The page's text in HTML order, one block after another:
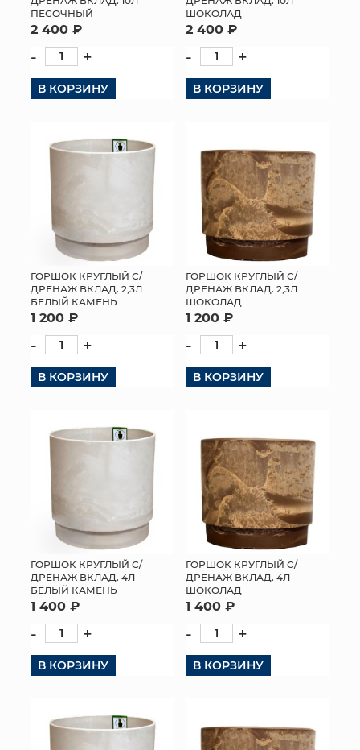
ПЕСОЧНЫЙ
2 400 ₽
- +
В КОРЗИНУ
ШОКОЛАД
2 400 ₽
- +
В КОРЗИНУ
ГОРШОК КРУГЛЫЙ С/
ДРЕНАЖ ВКЛАД. 2,3Л
БЕЛЫЙ КАМЕНЬ
1 200 ₽
- +
В КОРЗИНУ
ГОРШОК КРУГЛЫЙ С/
ДРЕНАЖ ВКЛАД. 2,3Л
ШОКОЛАД
1 200 ₽
- +
В КОРЗИНУ
ГОРШОК КРУГЛЫЙ С/
ДРЕНАЖ ВКЛАД. 4Л
БЕЛЫЙ КАМЕНЬ
1 400 ₽
- +
В КОРЗИНУ
ГОРШОК КРУГЛЫЙ С/
ДРЕНАЖ ВКЛАД. 4Л
ШОКОЛАД
1 400 ₽
- +
В КОРЗИНУ